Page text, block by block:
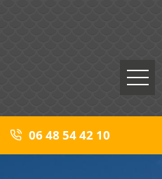
06 48 54 42 10